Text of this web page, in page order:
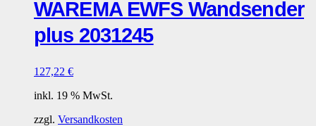
WAREMA EWFS Wandsender
plus 2031245
127,22 €
inkl. 19 % MwSt.
zzgl. Versandkosten